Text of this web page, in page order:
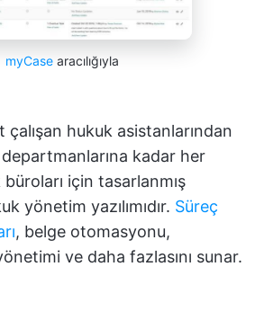
myCase aracılığıyla
çalışan hukuk asistanlarından
kadar her
için tasarlanmış
yönetim yazılımıdır. Süreç
, belge otomasyonu,
ve daha fazlasını sunar.